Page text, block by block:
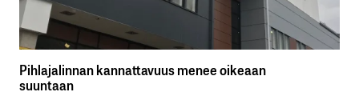
Pihlajalinnan kannattavuus menee oikeaan
suuntaan